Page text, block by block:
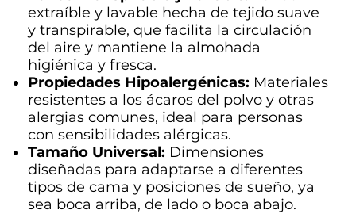
extraíble y lavable hecha de tejido suave
y transpirable, que facilita la circulación
del aire y mantiene la almohada
higiénica y fresca.
Propiedades Hipoalergénicas: Materiales
resistentes a los ácaros del polvo y otras
alergias comunes, ideal para personas
con sensibilidades alérgicas.
Tamaño Universal: Dimensiones
diseñadas para adaptarse a diferentes
tipos de cama y posiciones de sueño, ya
sea boca arriba, de lado o boca abajo.